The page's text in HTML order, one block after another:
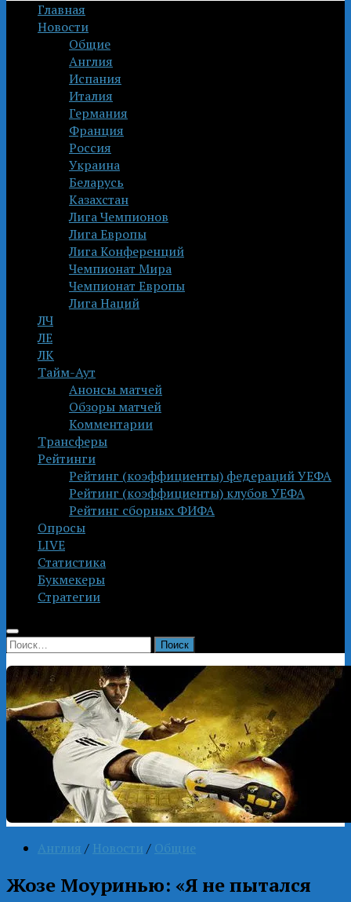
Главная
Новости
Общие
Англия
Испания
Италия
Германия
Франция
Россия
Украина
Беларусь
Казахстан
Лига Чемпионов
Лига Европы
Лига Конференций
Чемпионат Мира
Чемпионат Европы
Лига Наций
ЛЧ
ЛЕ
ЛК
Тайм-Аут
Анонсы матчей
Обзоры матчей
Комментарии
Трансферы
Рейтинги
Рейтинг (коэффициенты) федераций УЕФА
Рейтинг (коэффициенты) клубов УЕФА
Рейтинг сборных ФИФА
Опросы
LIVE
Статистика
Букмекеры
Стратегии
Найти:
Англия / Новости / Общие
Жозе Моуринью: «Я не пытался